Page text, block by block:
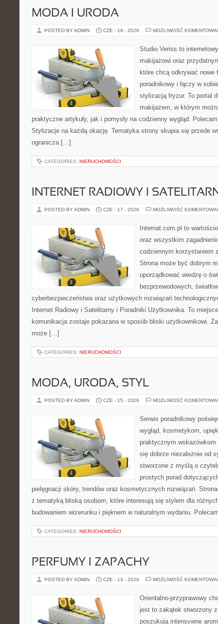
MODA I URODA
POSTED BY ADMIN CZE - 19 - 2026 MOŻLIWOŚĆ
Studio Veriss to
makijażowi oraz
które chcą odkrywać nowe
poradnikowy i łączy w
stylizacją fryzur. To portal
makijażem, w którym
praktyczne artykuły, jak i pomysły na codzienny wygląd.
Stylizacje na każdą okazję. Tematyka strony skupia się przede
ogranicza […]
CATEGORIES: NIERUCHOMOŚCI
INTERNET RADIOWY I
POSTED BY ADMIN CZE - 17 - 2026 MOŻLIWOŚĆ
Internat.com.pl to
oraz wszystkim
codziennym korzystaniem
Strona może być dobrym
uporządkować wiedzę o
bezprzewodowych,
cyberbezpieczeństwa oraz użytkowych rozwiązań
Internet Radiowy i Satelitarny i Poradniki Użytkownika. To
komunikacja zostaje pokazana w sposób bliski użytkownikowi.
może […]
CATEGORIES: NIERUCHOMOŚCI
MODA, URODA, STYL
POSTED BY ADMIN CZE - 15 - 2026 MOŻLIWOŚĆ
Serwis poradnikowy
wygląd, kosmetykom,
praktycznym
się dobrze niezależnie od
stworzone z myślą o
prostych porad
pielęgnacji skóry, trendów oraz kosmetycznych rozwiązań.
z tematyką bliską osobom, które interesują się stylem dla
budowaniem wizerunku i pięknem w naturalnym wydaniu.
CATEGORIES: NIERUCHOMOŚCI
PERFUMY I ZAPACHY
POSTED BY ADMIN CZE - 13 - 2026 MOŻLIWOŚĆ
Orientalno-przyprawowy
jest to zakątek stworzony
poszukują intensywne